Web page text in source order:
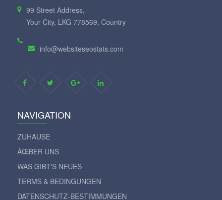
99 Street Address,
Your City, LKG 778569, Country
info@websiteseostats.com
NAVIGATION
ZUHAUSE
ÃŒBER UNS
WAS GIBT'S NEUES
TERMS & BEDINGUNGEN
DATENSCHUTZ-BESTIMMUNGEN